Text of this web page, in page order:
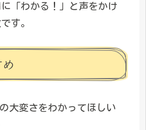
「わかる！」と声をかけ
す。
大変さをわかってほしい